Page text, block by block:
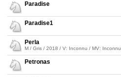
Paradise
Paradise1
Perla
M / Gris / 2018 / V: Inconnu / MV: Inconnu
Petronas